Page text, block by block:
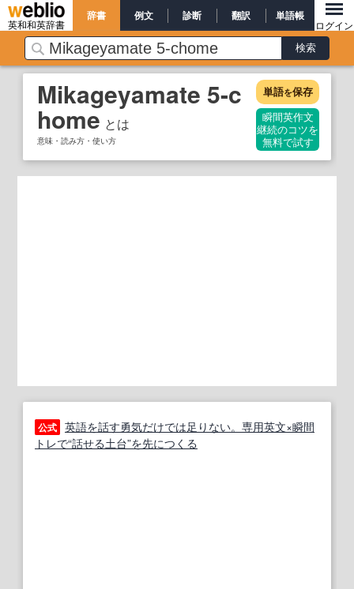
英和和英辞書
辞書 例文 診断 翻訳 単語帳
ログイン
Mikageyamate 5-c
home とは
意味・読み方・使い方
単語を保存
瞬間英作文
継続のコツを
無料で試す
公式 英語を話す勇気だけでは足りない。専用英文×瞬間
トレで“話せる土台”を先につくる